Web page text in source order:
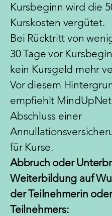
Kursbeginn wird die
Kurskosten vergütet.
Bei Rücktritt von
30 Tage vor
kein Kursgeld mehr
Vor diesem
empfiehlt
Abschluss einer
für Kurse.
Abbruch oder
Weiterbildung auf
der Teilnehmerin
Teilnehmers: